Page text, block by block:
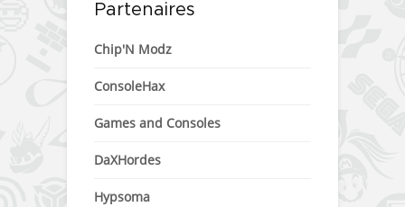
Partenaires
Chip'N Modz
ConsoleHax
Games and Consoles
DaXHordes
Hypsoma